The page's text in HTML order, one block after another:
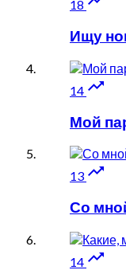
18
Ищу
14 
Мой
13 
Со
14 